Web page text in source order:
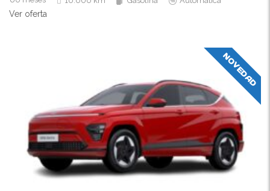
Ver oferta
NOVEDAD